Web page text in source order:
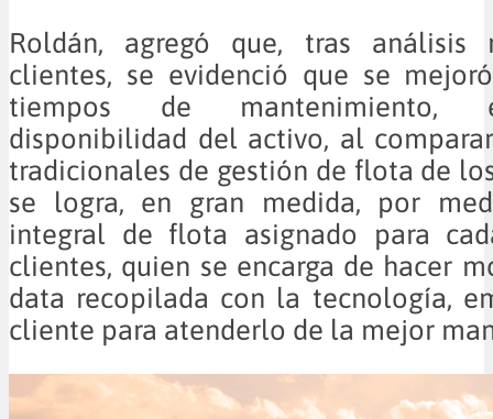
Roldán, agregó que, tras análisis
clientes, se evidenció que se
tiempos de mantenimiento,
disponibilidad del activo, al
tradicionales de gestión de flota de
se logra, en gran medida, por
integral de flota asignado para
clientes, quien se encarga de hacer
data recopilada con la tecnología,
cliente para atenderlo de la mejor